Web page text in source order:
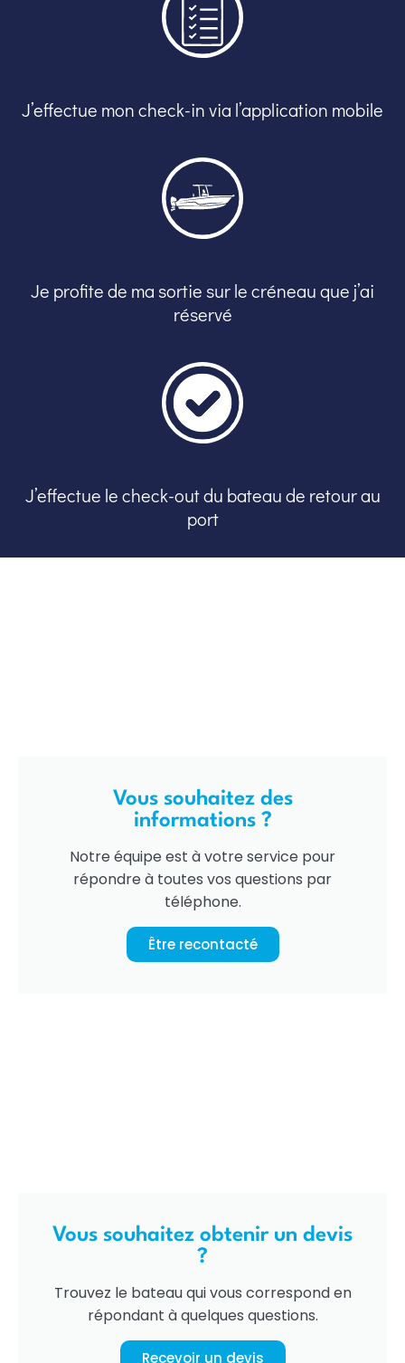
J’effectue mon check-in via l’application mobile
Je profite de ma sortie sur le créneau que j’ai
réservé
J’effectue le check-out du bateau de retour au
port
Vous souhaitez des
informations ?
Notre équipe est à votre service pour
répondre à toutes vos questions par
téléphone.
Être recontacté
Vous souhaitez obtenir un devis
?
Trouvez le bateau qui vous correspond en
répondant à quelques questions.
Recevoir un devis